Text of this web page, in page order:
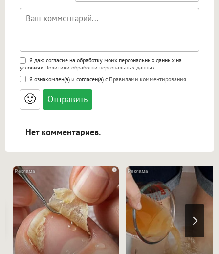
Поддержка HTML
<b>, <strong>, <u>, <i>, <em>, <s>, <big>,
<small>, <sup>, <sub>, <pre>, <ul>, <ol>, <li>,
<blockquote>, <code> экранирует HTML,
адреса URL автоматически становятся
ссылками, и [img]адрес[/img] будет
Я даю согласие на обработку моих персональных данных на
условиях Политики обработки персональных данных
Я ознакомлен(а) и согласен(а) с Правилами комментирования
🙂
Нет комментариев.
i